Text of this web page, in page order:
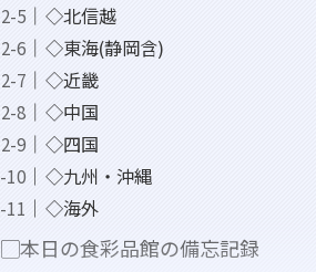
◇北信越
◇東海(静岡含)
◇近畿
◇中国
◇四国
◇九州・沖縄
◇海外
▢本日の食彩品館の備忘記録